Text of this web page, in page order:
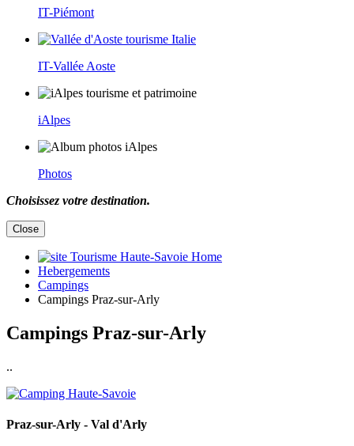
IT-Piémont
IT-Vallée Aoste
iAlpes
Photos
Choisissez votre destination.
Close
Home
Hebergements
Campings
Campings Praz-sur-Arly
Campings Praz-sur-Arly
..
Praz-sur-Arly - Val d'Arly